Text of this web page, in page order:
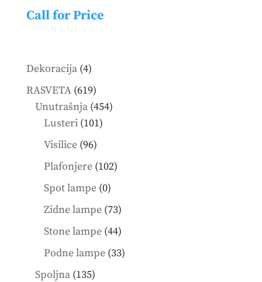
Call for Price
Dekoracija 44
products
RASVETA 619619
products
Unutrašnja 454454
Lusteri 101101
Visilice 9696
products
Plafonjere 102102
Spot lampe 00
products
Zidne lampe 7373
products
Stone lampe 4444
products
Podne lampe 3333
Spoljna 135135